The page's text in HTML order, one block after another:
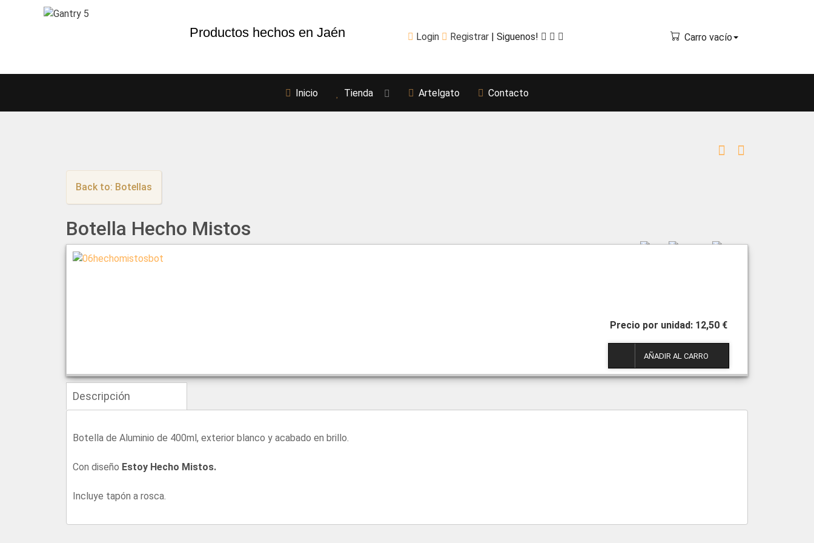
Productos hechos en Jaén Login Registrar | Siguenos! Carro vacío
Inicio Tienda Artelgato Contacto
Back to: Botellas
Botella Hecho Mistos
12,50 €
Descripción
Botella de Aluminio de 400ml, exterior blanco y acabado en brillo.
Con diseño Estoy Hecho Mistos.
Incluye tapón a rosca.